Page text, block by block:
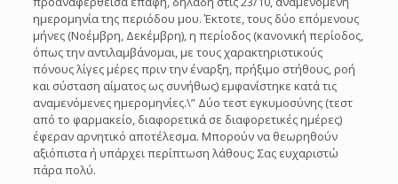
ημερομηνία της περιόδου μου. Έκτοτε, τους δύο επόμενους
μήνες (Νοέμβρη, Δεκέμβρη), η περίοδος (κανονική περίοδος,
όπως την αντιλαμβάνομαι, με τους χαρακτηριστικούς
πόνους λίγες μέρες πριν την έναρξη, πρήξιμο στήθους, ροή
και σύσταση αίματος ως συνήθως) εμφανίστηκε κατά τις
αναμενόμενες ημερομηνίες.\” Δύο τεστ εγκυμοσύνης (τεστ
από το φαρμακείο, διαφορετικά σε διαφορετικές ημέρες)
έφεραν αρνητικό αποτέλεσμα. Μπορούν να θεωρηθούν
αξιόπιστα ή υπάρχει περίπτωση λάθους; Σας ευχαριστώ
πάρα πολύ.